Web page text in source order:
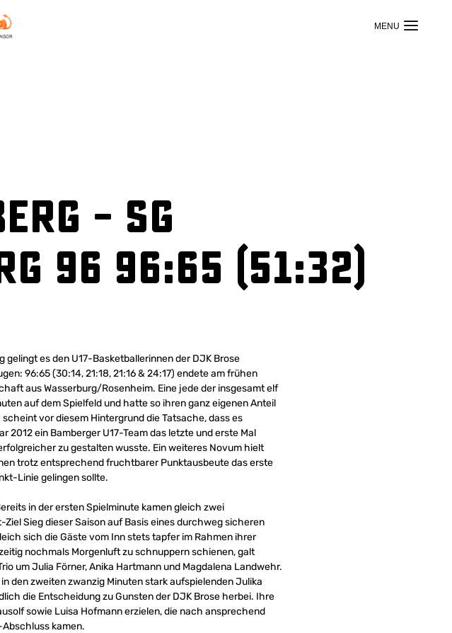
– SG
96 96:65 (51:32)
es den U17-Basketballerinnen der DJK Brose
96:65 (30:14, 21:18, 21:16 & 24:17) endete am frühen
aus Wasserburg/Rosenheim. Eine jede der insgesamt elf
auf dem Spielfeld und hatte so ihren ganz eigenen Anteil
vor diesem Hintergrund die Tatsache, dass es
ein Bamberger U17-Team das letzte und erste Mal
zu gestalten wusste. Ein weiteres Novum hielt
trotz entsprechend fruchtbarer Punktausbeute das erste
Linie gelingen sollte.
in der ersten Spielminute kamen gleich zwei
Sieg dieser Saison auf Basis eines durchweg sicheren
sich die Gäste vom Inn stets tapfer im Rahmen ihrer
nochmals Morgenluft zu schnuppern schienen, galt
um Julia Förner, Anika Hartmann und Magdalena Landwehr.
den zweiten zwanzig Minuten stark aufspielenden Julika
die Entscheidung zu Gunsten der DJK Brose herbei. Ihre
sowie Luisa Hofmann erzielen, die nach ansprechend
kamen.